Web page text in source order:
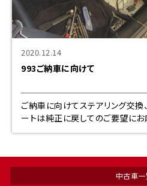
2020.12.14
993ご納車に向けて
ご納車に向けてステアリング交換
ートは純正に戻してのご要望にお応えして 配線
念のため半田で処理 只今ステアリング交換中。スパイラルケ
中古車